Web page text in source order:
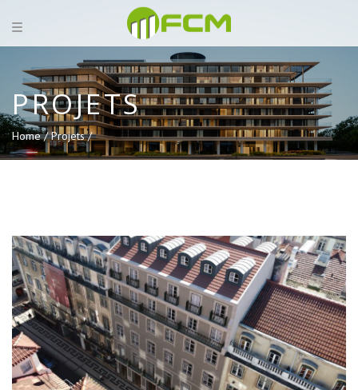
PROJETS
Home /Projets /